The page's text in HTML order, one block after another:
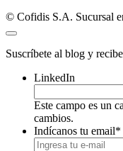
© Cofidis S.A. Sucursal
Suscríbete al blog y
LinkedIn
Este campo es un
cambios.
Indícanos tu email*